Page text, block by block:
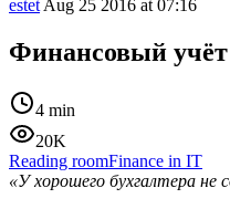
estet Aug 25 2016 at 07:16
Финансовый учёт
4 min
20K
Reading roomFinance in IT
«У хорошего бухгалтера